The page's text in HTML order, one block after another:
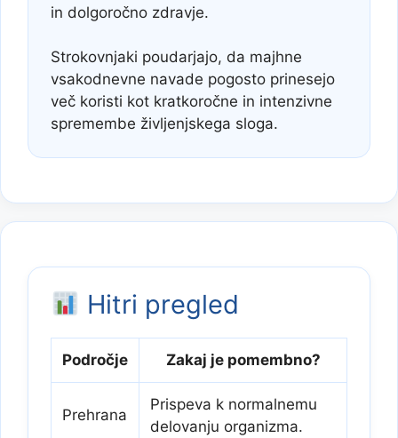
in dolgoročno zdravje.
Strokovnjaki poudarjajo, da majhne
vsakodnevne navade pogosto prinesejo
več koristi kot kratkoročne in intenzivne
spremembe življenjskega sloga.
Hitri pregled
Področje Zakaj je pomembno?
Prehrana
Prispeva k normalnemu
delovanju organizma.